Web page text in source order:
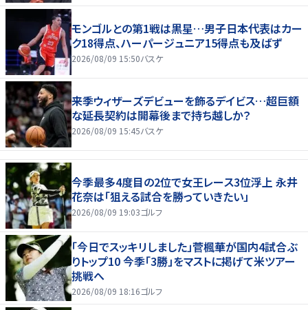
モンゴルとの第1戦は黒星…男子日本代表はカー
ク18得点、ハーパージュニア15得点も及ばず
2026/08/09 15:50バスケ
来季ウィザーズデビューを飾るデイビス…超巨額
な延長契約は開幕後まで持ち越しか？
2026/08/09 15:45バスケ
今季最多4度目の2位で女王レース3位浮上 永井
花奈は「狙える試合を勝っていきたい」
2026/08/09 19:03ゴルフ
「今日でスッキリしました」菅楓華が国内4試合ぶ
りトップ10 今季「3勝」をマストに掲げて米ツアー
挑戦へ
2026/08/09 18:16ゴルフ